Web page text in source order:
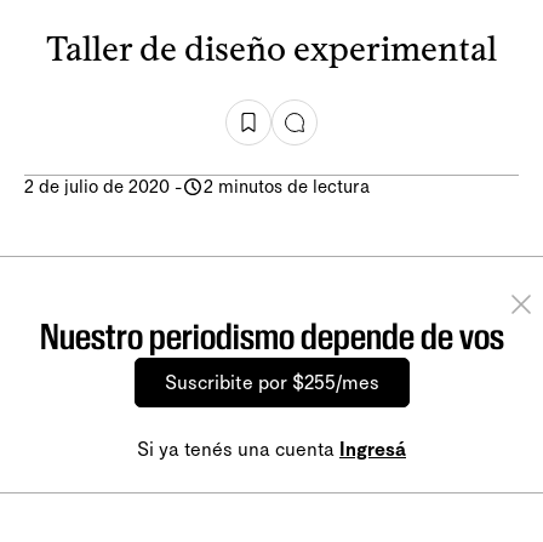
Taller de diseño experimental
2 de julio de 2020 - 2 minutos de lectura
Nuestro periodismo depende de vos
Suscribite por $255/mes
Si ya tenés una cuenta Ingresá